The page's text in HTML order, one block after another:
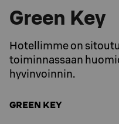
Green Key
Hotellimme on
toiminnassaan
hyvinvoinnin.
GREEN KEY